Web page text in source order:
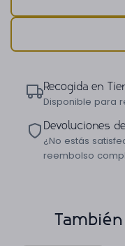
Recogida en
Disponible para
Devoluciones
¿No estás
reembolso